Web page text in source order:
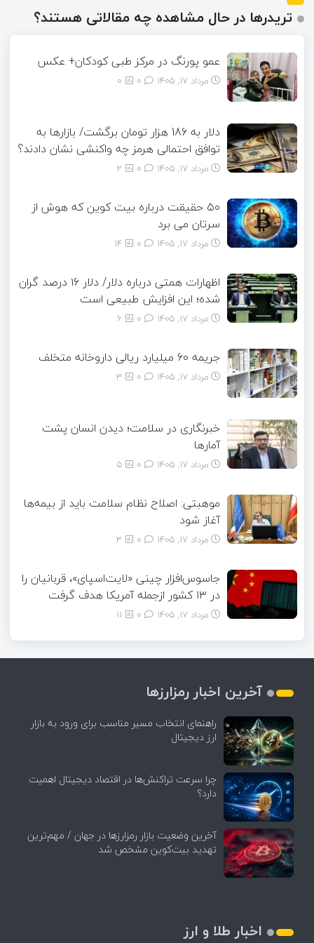
تریدرها در حال مشاهده چه مقالاتی هستند؟
عمو پورنگ در مرکز طبی کودکان+ عکس
مرداد ۱۷, ۱۴۰۵ 0
دلار به 186 هزار تومان برگشت/ بازارها به
توافق احتمالی هرمز چه واکنشی نشان دادند؟
مرداد ۱۷, ۱۴۰۵ 2
۵۰ حقیقت درباره بیت کوین که هوش از
سرتان می برد
مرداد ۱۷, ۱۴۰۵ 14
اظهارات همتی درباره دلار/ دلار ۱۶ درصد گران
شده؛ این افزایش طبیعی است
مرداد ۱۷, ۱۴۰۵ 6
جریمه ۶۰ میلیارد ریالی داروخانه متخلف
مرداد ۱۷, ۱۴۰۵ 3
خبرنگاری در سلامت؛ دیدن انسان پشت
آمارها
مرداد ۱۷, ۱۴۰۵ 5
موهبتی: اصلاح نظام سلامت باید از بیمه‌ها
آغاز شود
مرداد ۱۷, ۱۴۰۵ 3
جاسوس‌افزار چینی «لایت‌اسپای»، قربانیان را
در ۱۳ کشور ازجمله آمریکا هدف گرفت
مرداد ۱۷, ۱۴۰۵ 11
آخرین اخبار رمزارزها
راهنمای انتخاب مسیر مناسب برای ورود به بازار
ارز دیجیتال
چرا سرعت تراکنش‌ها در اقتصاد دیجیتال اهمیت
دارد؟
آخرین وضعیت بازار رمزارزها در جهان / مهم‌ترین
تهدید بیت‌کوین مشخص شد
اخبار طلا و ارز